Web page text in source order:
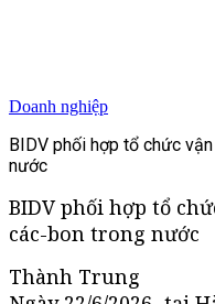
Doanh nghiệp
BIDV phối hợp tổ chức
nước
BIDV phối hợp tổ
các-bon trong nước
Thành Trung